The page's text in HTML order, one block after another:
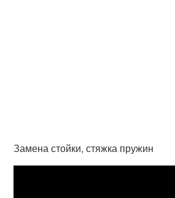
Замена стойки, стяжка пружин